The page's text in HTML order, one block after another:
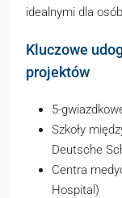
idealnymi dla
Kluczowe
projektów
5-
Szkoły
Deutsche
Centra
Hospital)